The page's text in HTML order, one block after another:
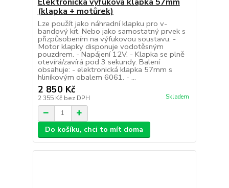
(klapka + motůrek)
Lze použít jako náhradní klapku pro v-
bandový kit. Nebo jako samostatný prvek s
přizpůsobením na výfukovou soustavu. -
Motor klapky disponuje vodotěsným
pouzdrem. - Napájení 12V. - Klapka se plně
otevírá/zavírá pod 3 sekundy. Balení
obsahuje: - elektronická klapka 57mm s
hliníkovým obalem 6061. - ...
2 850 Kč
2 355 Kč bez DPH Skladem
Do košíku, chci to mít doma